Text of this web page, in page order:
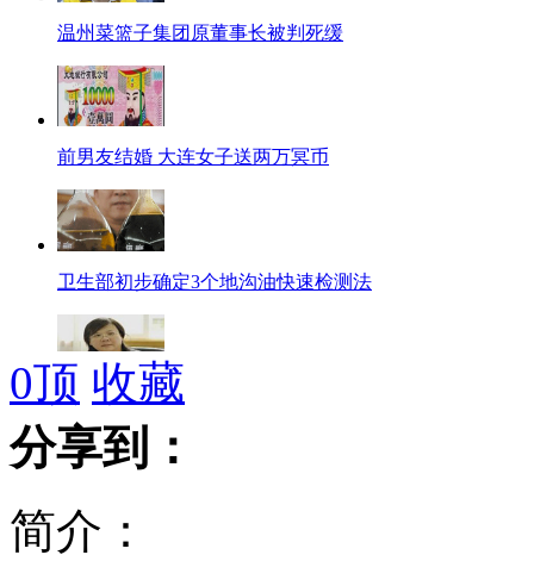
温州菜篮子集团原董事长被判死缓
前男友结婚 大连女子送两万冥币
卫生部初步确定3个地沟油快速检测法
女厅长开微博 网民齐呼"公布财产"
老外“心态传说”：背后是价值观体现？
0顶 收藏
分享到：
简介：